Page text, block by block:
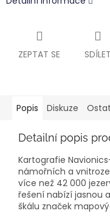
ZEPTAT SE SDÍLET
Popis Diskuze
Detailní popis
Kartografie
námořních a
více než 42 000
řešení nabízí jasnou
škálu značek